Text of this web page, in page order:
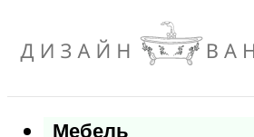
Мебель